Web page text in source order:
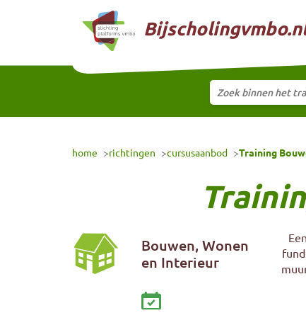
Zoek binnen het
Selecteer training
home richtingen cursusaanbod Training
Bouwen, Wonen
en Interieur